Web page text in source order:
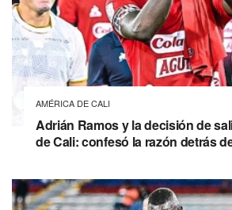
AMÉRICA DE CALI
Adrián Ramos y la decisión de
de Cali: confesó la razón detrás